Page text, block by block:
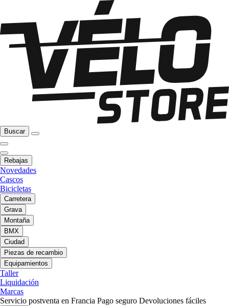
Buscar
Rebajas
Novedades
Cascos
Bicicletas
Carretera
Grava
Montaña
BMX
Ciudad
Piezas de recambio
Equipamientos
Taller
Liquidación
Marcas
Servicio postventa en Francia Pago seguro Devoluciones fáciles